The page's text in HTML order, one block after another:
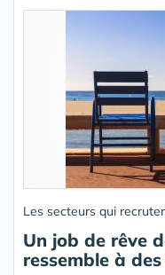
Les secteurs qui
Un job de rêve
ressemble à